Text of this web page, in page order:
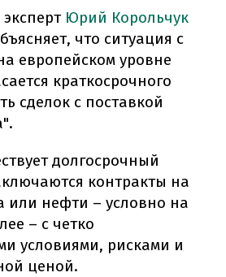
Юрий Корольчук
что ситуация с
европейском уровне
краткосрочного
сделок с поставкой
долгосрочный
контракты на
или нефти – условно на
– с четко
условиями, рисками и
ценой.